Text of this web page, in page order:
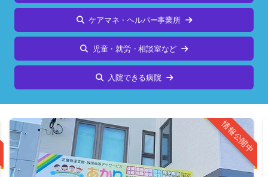
ケアマネ・ヘルパー事業所
児童・就労・相談室など
入院できる病院
情報公開中